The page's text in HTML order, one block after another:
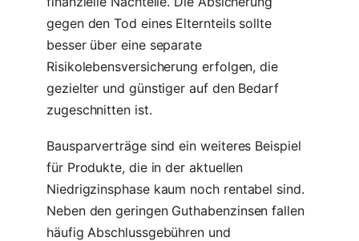
gegen den Tod eines Elternteils sollte
besser über eine separate
Risikolebensversicherung erfolgen, die
gezielter und günstiger auf den Bedarf
zugeschnitten ist.
Bausparverträge sind ein weiteres Beispiel
für Produkte, die in der aktuellen
Niedrigzinsphase kaum noch rentabel sind.
Neben den geringen Guthabenzinsen fallen
häufig Abschlussgebühren und